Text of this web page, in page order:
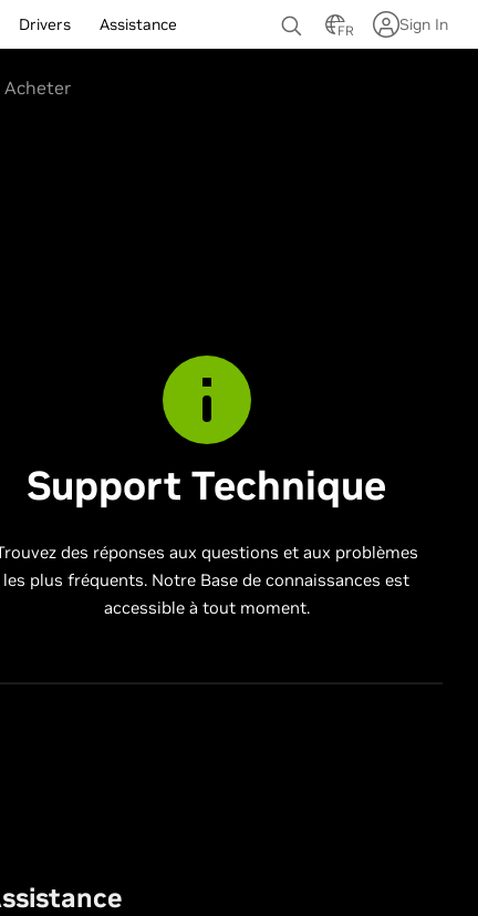
Drivers Assistance FR Sign In
Acheter
Support Technique
des réponses aux questions et aux problèmes
les plus fréquents. Notre Base de connaissances est
accessible à tout moment.